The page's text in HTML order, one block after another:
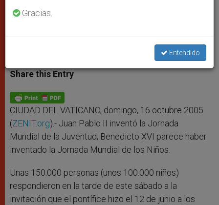
VATICANO
t
s
p
p
s
e
g
e
r
e
b
o
k
t r
Share this Entry
CIUDAD DEL VATICANO, domingo, 16 octubre 2005
(ZENIT.org).- Juan Pablo II inventó la Jornada
Mundial de la Juventud; Benedicto XVI parece haber
inventado la Jornada Mundial de los Niños.
Unas 150.000 personas (unos 100.000 niños)
respondieron en la tarde de este sábado a la
invitación que el pontífice hizo el 12 de junio a los
Gracias.
Entendido